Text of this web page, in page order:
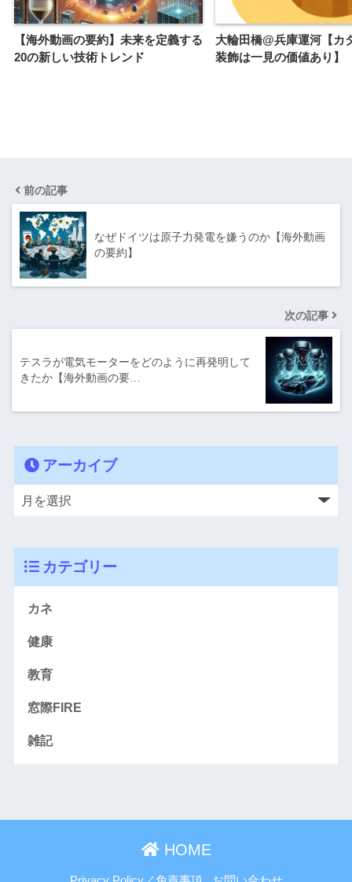
【海外動画の要約】未来を定義する
20の新しい技術トレンド
大輪田橋@兵庫運河【カ
装飾は一見の価値あり】
前の記事
なぜドイツは原子力発電を嫌うのか【海外動画
の要約】
次の記事
テスラが電気モーターをどのように再発明して
きたか【海外動画の要…
アーカイブ
カテゴリー
カネ
健康
教育
窓際FIRE
雑記
HOME